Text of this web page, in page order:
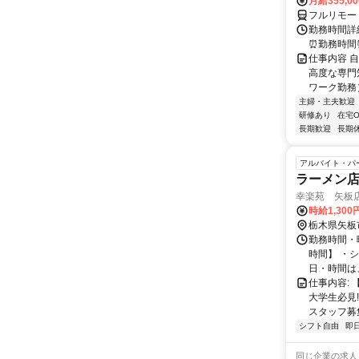
フルリモー
勤務時間
⏰勤務時
仕事内容
高度な専
ワーク勤
主婦・主夫歓迎
研修あり
在宅
長期歓迎
長期
アルバイト・パ
ラーメン
幸楽苑 矢板
時給1,300
栃木県矢板
勤務時間
時間】 ・
日・時間は
仕事内容:
大学生
スタッフ
シフト自由 即
同じ企業の求人